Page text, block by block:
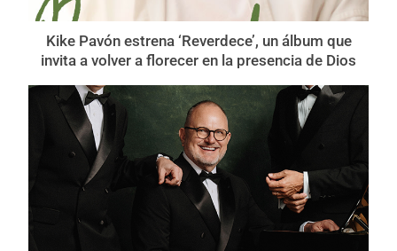
Kike Pavón estrena ‘Reverdece’, un álbum que
invita a volver a florecer en la presencia de Dios